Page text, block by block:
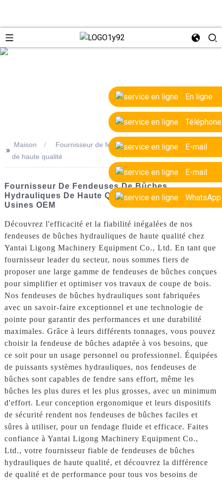
En ligne
Téléphone
E-mail
E-mail
WhatsApp
>>
Maison
Fournisseur de fendeuses de bûches hydrauliques
de haute qualité
Fournisseur De Fendeuses De Bûches
Hydrauliques De Haute Qualité – Options Et
Usines OEM
Découvrez l'efficacité et la fiabilité inégalées de nos
fendeuses de bûches hydrauliques de haute qualité chez
Yantai Ligong Machinery Equipment Co., Ltd. En tant que
fournisseur leader du secteur, nous sommes fiers de
proposer une large gamme de fendeuses de bûches conçues
pour simplifier et optimiser vos travaux de coupe de bois.
Nos fendeuses de bûches hydrauliques sont fabriquées
avec un savoir-faire exceptionnel et une technologie de
pointe pour garantir des performances et une durabilité
maximales. Grâce à leurs différents tonnages, vous pouvez
choisir la fendeuse de bûches adaptée à vos besoins, que
ce soit pour un usage personnel ou professionnel. Équipées
de puissants systèmes hydrauliques, nos fendeuses de
bûches sont capables de fendre sans effort, même les
bûches les plus dures et les plus grosses, avec un minimum
d'effort. Leur conception ergonomique et leurs dispositifs
de sécurité rendent nos fendeuses de bûches faciles et
sûres à utiliser, pour un fendage fluide et efficace. Faites
confiance à Yantai Ligong Machinery Equipment Co.,
Ltd., votre fournisseur fiable de fendeuses de bûches
hydrauliques de haute qualité, et découvrez la différence
de qualité et de performance pour tous vos besoins de